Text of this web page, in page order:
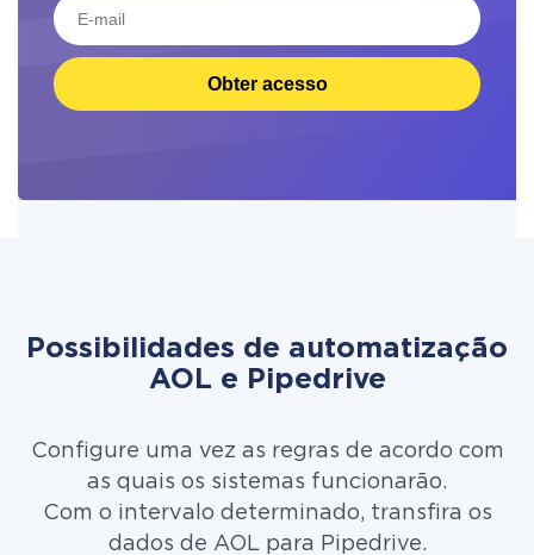
Obter acesso
Possibilidades de automatização
AOL e Pipedrive
Configure uma vez as regras de acordo com
as quais os sistemas funcionarão.
Com o intervalo determinado, transfira os
dados de AOL para Pipedrive.